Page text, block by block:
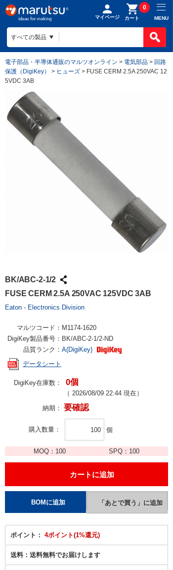
マイページ カート
0
MENU
電子部品・半導体通販のマルツオンライン > 電気部品 > 回路
保護（DigiKey）
> ヒューズ > FUSE CERM 2.5A 250VAC 12
5VDC 3AB
BK/ABC-2-1/2
FUSE CERM 2.5A 250VAC 125VDC 3AB
Eaton - Electronics Division
マルツコード： M1174-1620
DigiKey製品番号： BK/ABC-2-1/2-ND
品質ランク： A(DigiKey)
データシート
DigiKey在庫数： 0個
（ 2026/08/09 22:44 現在）
納期： 要確認
購入数量 個
MOQ： 100 SPQ： 100
ポイント： 4ポイント(1%還元)
送料： 送料無料でお届けします